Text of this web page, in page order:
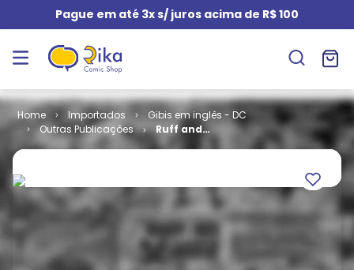
Pague em até 3x s/ juros acima de R$ 100
Importados
Gibis em inglês - DC
Outras Publicações
Ruff and
Reddy Show #